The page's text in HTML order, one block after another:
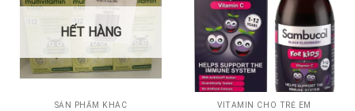
HẾT HÀNG
SẢN PHẨM KHÁC VITAMIN CHO TRẺ EM